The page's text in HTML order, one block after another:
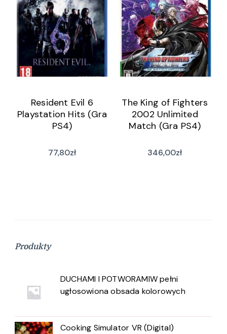
Resident Evil 6
Playstation Hits (Gra
PS4)
77,80zł
The King of Fighters
2002 Unlimited
Match (Gra PS4)
346,00zł
Produkty
DUCHAMI I POTWORAMIW pełni
ugłosowiona obsada kolorowych
Cooking Simulator VR (Digital)